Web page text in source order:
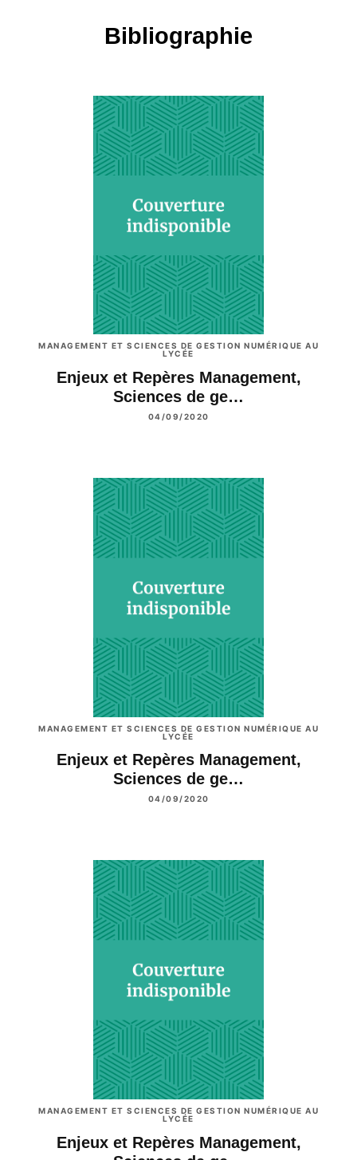
Bibliographie
MANAGEMENT ET SCIENCES DE GESTION NUMÉRIQUE AU
LYCÉE
Enjeux et Repères Management,
Sciences de ge…
04/09/2020
MANAGEMENT ET SCIENCES DE GESTION NUMÉRIQUE AU
LYCÉE
Enjeux et Repères Management,
Sciences de ge…
04/09/2020
MANAGEMENT ET SCIENCES DE GESTION NUMÉRIQUE AU
LYCÉE
Enjeux et Repères Management,